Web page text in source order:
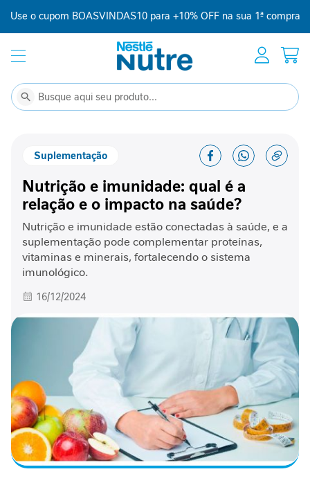
Use o cupom BOASVINDAS10 para +10% OFF na sua 1ª compra
BuscarBuscar
C
o
m
e
n
t
o
a
l
m
S
u
p
o
t
Suplementação
Nutrição e imunidade: qual é a
relação e o impacto na saúde?
Nutrição e imunidade estão conectadas à saúde, e a
suplementação pode complementar proteínas,
vitaminas e minerais, fortalecendo o sistema
imunológico.
16/12/2024